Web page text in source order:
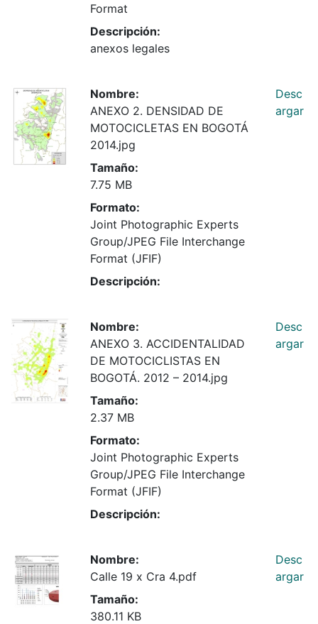
Format
Descripción:
anexos legales
Nombre:
ANEXO 2. DENSIDAD DE
MOTOCICLETAS EN BOGOTÁ
2014.jpg
Tamaño:
7.75 MB
Formato:
Joint Photographic Experts
Group/JPEG File Interchange
Format (JFIF)
Descripción:
Desc
argar
Nombre:
ANEXO 3. ACCIDENTALIDAD
DE MOTOCICLISTAS EN
BOGOTÁ. 2012 – 2014.jpg
Tamaño:
2.37 MB
Formato:
Joint Photographic Experts
Group/JPEG File Interchange
Format (JFIF)
Descripción:
Desc
argar
Nombre:
Calle 19 x Cra 4.pdf
Tamaño:
380.11 KB
Desc
argar